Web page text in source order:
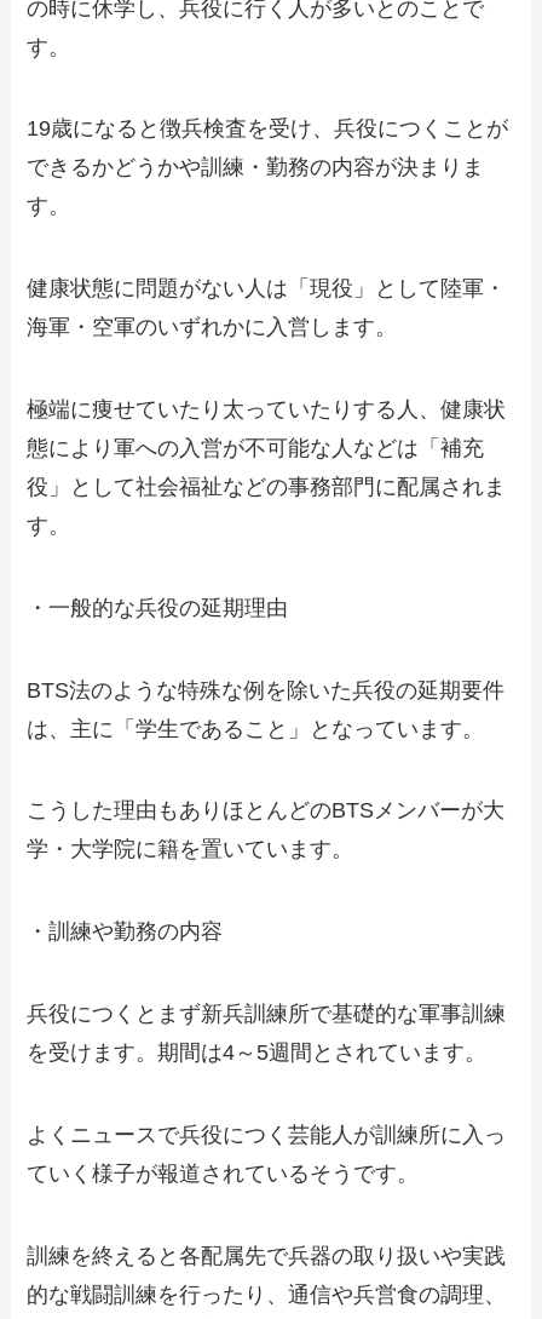
の時に休学し、兵役に行く人が多いとのことで
す。
19歳になると徴兵検査を受け、兵役につくことが
できるかどうかや訓練・勤務の内容が決まりま
す。
健康状態に問題がない人は「現役」として陸軍・
海軍・空軍のいずれかに入営します。
極端に痩せていたり太っていたりする人、健康状
態により軍への入営が不可能な人などは「補充
役」として社会福祉などの事務部門に配属されま
す。
・一般的な兵役の延期理由
BTS法のような特殊な例を除いた兵役の延期要件
は、主に「学生であること」となっています。
こうした理由もありほとんどのBTSメンバーが大
学・大学院に籍を置いています。
・訓練や勤務の内容
兵役につくとまず新兵訓練所で基礎的な軍事訓練
を受けます。期間は4～5週間とされています。
よくニュースで兵役につく芸能人が訓練所に入っ
ていく様子が報道されているそうです。
訓練を終えると各配属先で兵器の取り扱いや実践
的な戦闘訓練を行ったり、通信や兵営食の調理、